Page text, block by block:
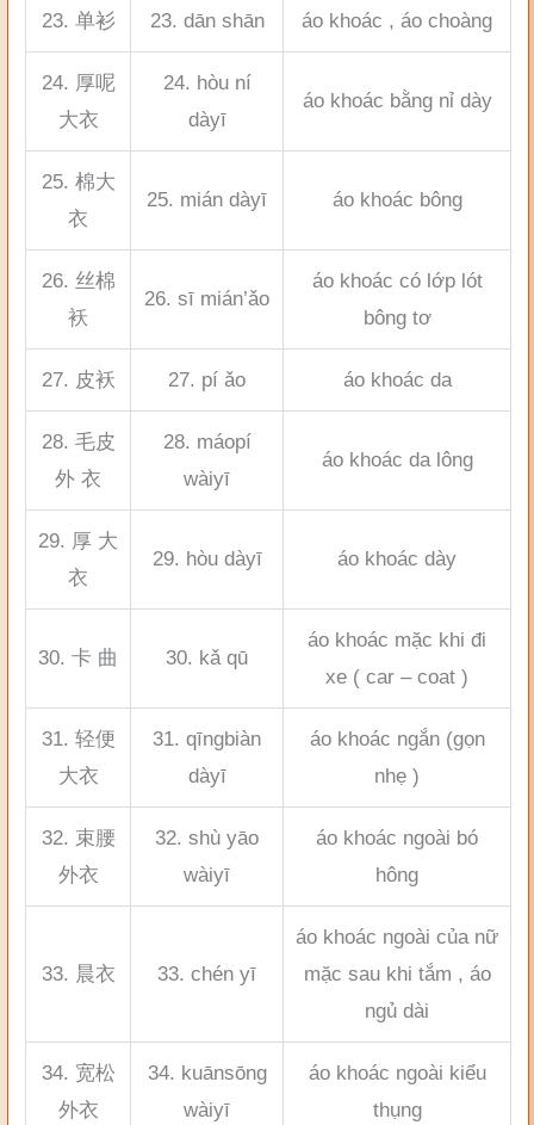
23. 单衫 23. dān shān áo khoác , áo choàng
24. 厚呢
大衣
24. hòu ní
dàyī
áo khoác bằng nỉ dày
25. 棉大
衣
25. mián dàyī áo khoác bông
26. 丝棉
袄
26. sī mián’ǎo
áo khoác có lớp lót
bông tơ
27. 皮袄 27. pí ǎo áo khoác da
28. 毛皮
外 衣
28. máopí
wàiyī
áo khoác da lông
29. 厚 大
衣
29. hòu dàyī áo khoác dày
30. 卡 曲 30. kǎ qū
áo khoác mặc khi đi
xe ( car – coat )
31. 轻便
大衣
31. qīngbiàn
dàyī
áo khoác ngắn (gọn
nhẹ )
32. 束腰
外衣
32. shù yāo
wàiyī
áo khoác ngoài bó
hông
33. 晨衣 33. chén yī
áo khoác ngoài của nữ
mặc sau khi tắm , áo
ngủ dài
34. 宽松
外衣
34. kuānsōng
wàiyī
áo khoác ngoài kiểu
thụng